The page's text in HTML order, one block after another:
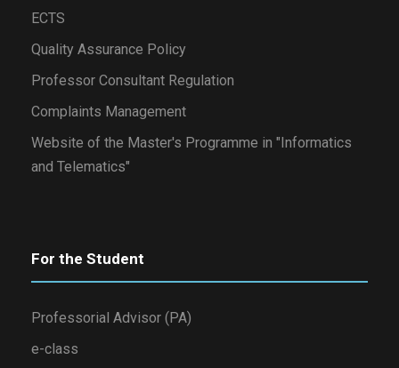
ECTS
Quality Assurance Policy
Professor Consultant Regulation
Complaints Management
Website of the Master's Programme in "Informatics
and Telematics"
For the Student
Professorial Advisor (PA)
e-class